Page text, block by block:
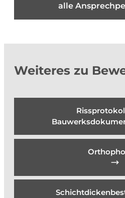
alle
Weiteres zu